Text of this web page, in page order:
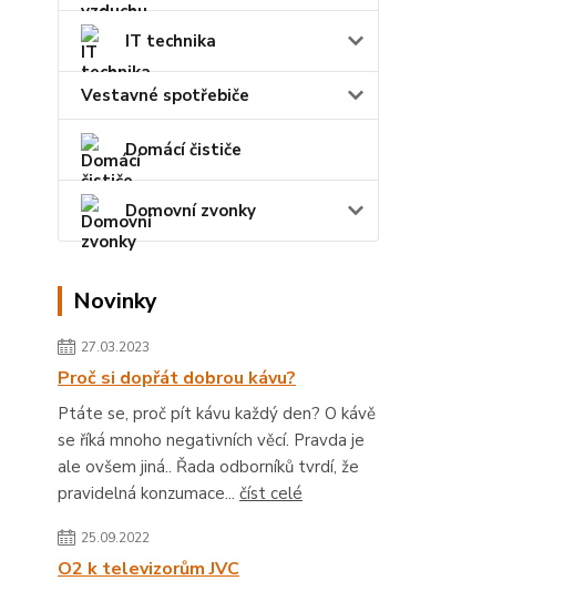
IT technika
Vestavné spotřebiče
Domácí čističe
Domovní zvonky
Novinky
27.03.2023
Proč si dopřát dobrou kávu?
Ptáte se, proč pít kávu každý den? O kávě
se říká mnoho negativních věcí. Pravda je
ale ovšem jiná.. Řada odborníků tvrdí, že
pravidelná konzumace... číst celé
25.09.2022
O2 k televizorům JVC